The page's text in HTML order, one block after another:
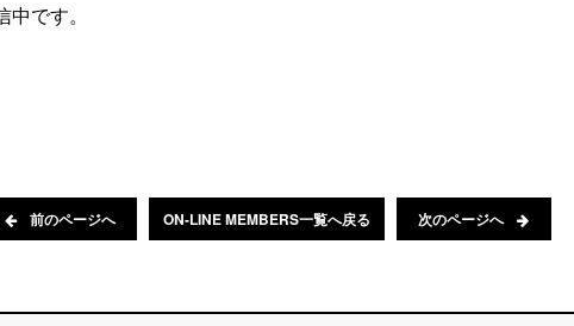
です。
前のページへ ON-LINE MEMBERS一覧へ戻る 次のページへ